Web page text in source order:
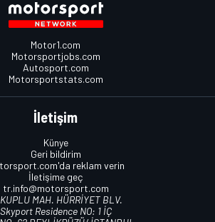
Motor1.com
Motorsportjobs.com
Autosport.com
Motorsportstats.com
İletişim
Künye
Geri bildirim
reklam verin
İletişime geç
tr.info@motorsport.com
MAH. HÜRRİYET BLV.
Skyport Residence NO: 1 İÇ